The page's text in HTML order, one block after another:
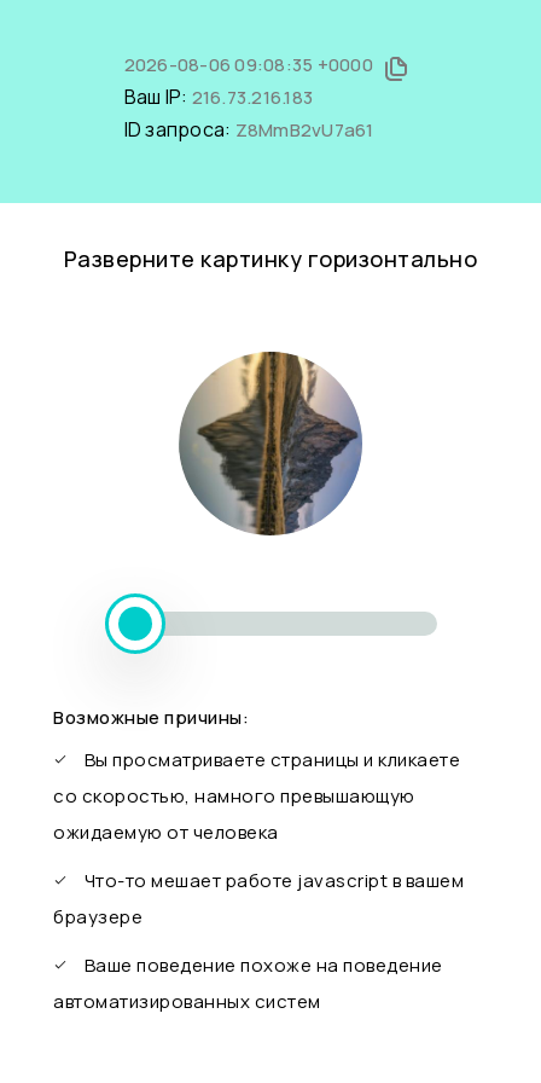
2026-08-06 09:08:35 +0000
Ваш IP: 216.73.216.183
ID запроса: Z8MmB2vU7a61
Разверните картинку горизонтально
Возможные причины:
Вы просматриваете страницы и кликаете
со скоростью, намного превышающую
ожидаемую от человека
Что-то мешает работе javascript в вашем
браузере
Ваше поведение похоже на поведение
автоматизированных систем